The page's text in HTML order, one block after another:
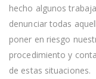
hecho algunos
denunciar todas
poner en riesgo
procedimiento y
de estas situaciones.